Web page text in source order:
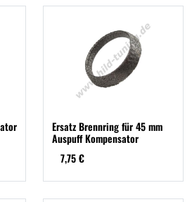
Ersatz Brennring für 45 mm
Auspuff Kompensator
7,75 €